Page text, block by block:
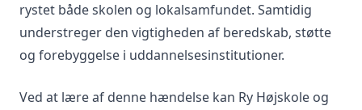
rystet både skolen og lokalsamfundet. Samtidig
understreger den vigtigheden af beredskab, støtte
og forebyggelse i uddannelsesinstitutioner.
Ved at lære af denne hændelse kan Ry Højskole og